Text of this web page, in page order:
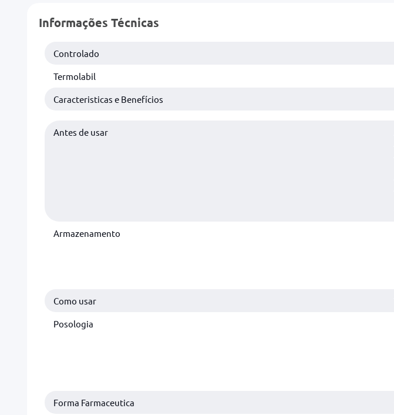
Informações Técnicas
Controlado
Termolabil
Caracteristicas e Benefícios
Antes de usar
Armazenamento
Como usar
Posologia
Forma Farmaceutica